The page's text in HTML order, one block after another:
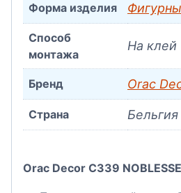
Форма изделия
Способ
монтажа
На клей
Бренд Orac
Страна Бельгия
Orac Decor C339 NOBLESSE